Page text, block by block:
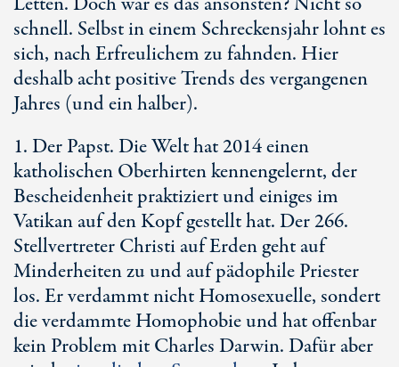
schnell. Selbst in einem Schreckensjahr lohnt es
sich, nach Erfreulichem zu fahnden. Hier
deshalb acht positive Trends des vergangenen
Jahres (und ein halber).
1. Der Papst. Die Welt hat 2014 einen
katholischen Oberhirten kennengelernt, der
Bescheidenheit praktiziert und einiges im
Vatikan auf den Kopf gestellt hat. Der 266.
Stellvertreter Christi auf Erden geht auf
Minderheiten zu und auf pädophile Priester
los. Er verdammt nicht Homosexuelle, sondert
die verdammte Homophobie und hat offenbar
kein Problem mit Charles Darwin. Dafür aber